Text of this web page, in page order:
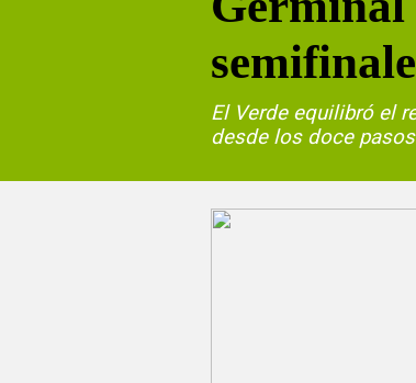
El Verde equilibró el
desde los doce